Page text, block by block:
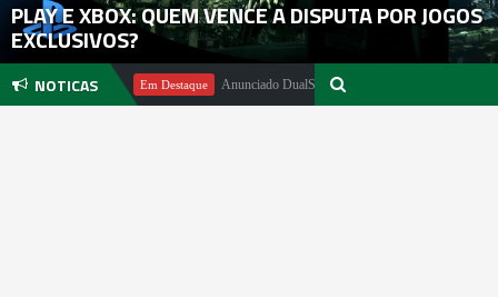
PLAY E XBOX: QUEM VENCE A DISPUTA POR JOGOS
EXCLUSIVOS?
NOTICAS
Pachter Em Destaque Anunciado DualSense The Last of Us Limited Edition